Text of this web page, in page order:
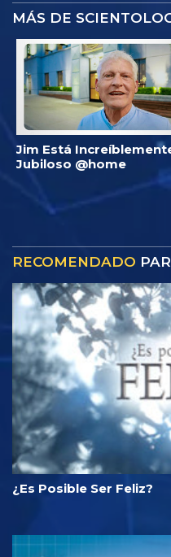
MÁS DE
Jim Está
Jubiloso @home
RECOMENDADO
¿Es Posible Ser Feliz?